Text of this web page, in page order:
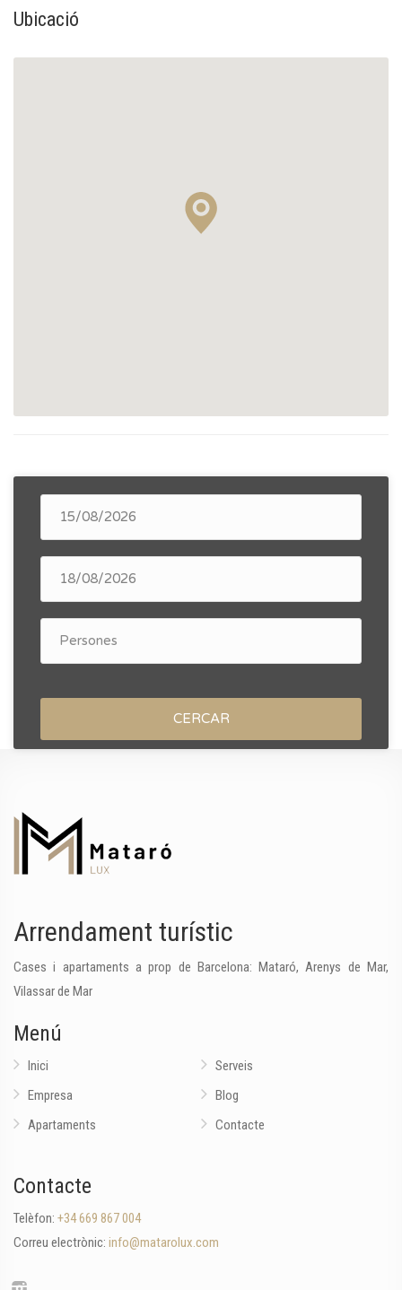
Ubicació
CERCAR
Arrendament turístic
Cases i apartaments a prop de Barcelona: Mataró, Arenys de Mar,
Vilassar de Mar
Menú
Inici
Empresa
Apartaments
Serveis
Blog
Contacte
Contacte
Telèfon: +34 669 867 004
Correu electrònic: info@matarolux.com